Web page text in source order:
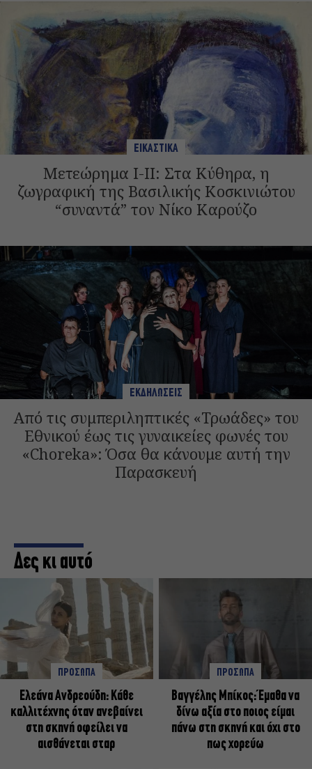
ΕΙΚΑΣΤΙΚΑ
Μετεώρημα Ι-II: Στα Κύθηρα, η
ζωγραφική της Βασιλικής Κοσκινιώτου
“συναντά” τoν Νίκο Καρούζο
ΕΚΔΗΛΩΣΕΙΣ
Από τις συμπεριληπτικές «Τρωάδες» του
Εθνικού έως τις γυναικείες φωνές του
«Choreka»: Όσα θα κάνουμε αυτή την
Παρασκευή
Δες κι αυτό
ΠΡΟΣΩΠΑ
Ελεάνα Ανδρεούδη: Κάθε
καλλιτέχνης όταν ανεβαίνει
στη σκηνή οφείλει να
αισθάνεται σταρ
ΠΡΟΣΩΠΑ
Βαγγέλης Μπίκος: Έμαθα να
δίνω αξία στο ποιος είμαι
πάνω στη σκηνή και όχι στο
πως χορεύω